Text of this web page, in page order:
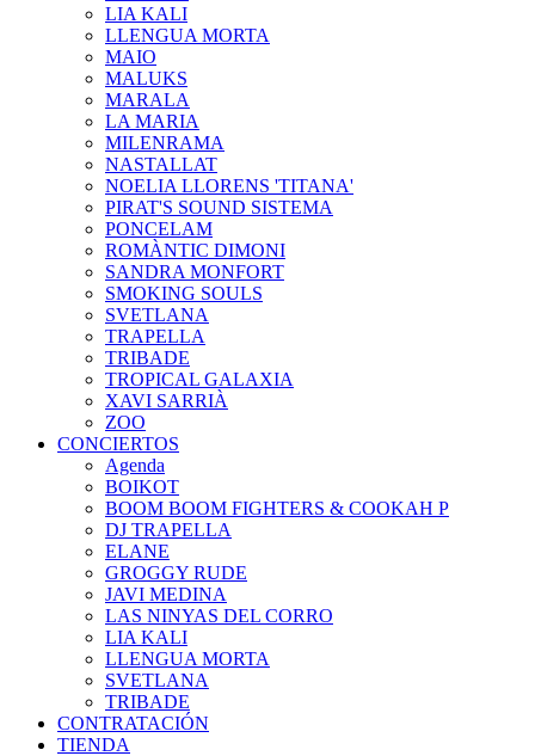
LIA KALI
LLENGUA MORTA
MAIO
MALUKS
MARALA
LA MARIA
MILENRAMA
NASTALLAT
NOELIA LLORENS 'TITANA'
PIRAT'S SOUND SISTEMA
PONCELAM
ROMÀNTIC DIMONI
SANDRA MONFORT
SMOKING SOULS
SVETLANA
TRAPELLA
TRIBADE
TROPICAL GALAXIA
XAVI SARRIÀ
ZOO
CONCIERTOS
Agenda
BOIKOT
BOOM BOOM FIGHTERS & COOKAH P
DJ TRAPELLA
ELANE
GROGGY RUDE
JAVI MEDINA
LAS NINYAS DEL CORRO
LIA KALI
LLENGUA MORTA
SVETLANA
TRIBADE
CONTRATACIÓN
TIENDA